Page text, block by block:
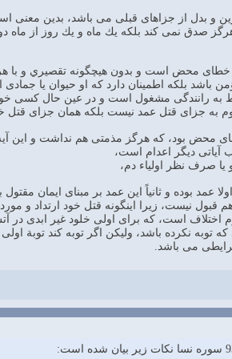
و بدل از جزاهاى قبلى مى باشد، بدين معنى است
هرگز صدق نمى كند بلكه يك ماه و يك روز از
خطاى محض است و بدون هيچگونه تقصيري و با
باشد بلكه اطمينان دارد كه او حيوان يا
به رانندگى مشغول است و در عين حال كسى
به جزاى قتل عمد نيست بلكه همان جزاى قتل
خطاى محض بود، كه هرگز مذمتى هم نداشت و
ديگر اعدام است،
صرف نظر اولياء دم،
عمد بوده و ثانياً اين عمد بر مبناى ايمان
نيست، زيرا اينگونه قتل خود ارتداد و
اختلاف است، كه براى اولى خلود غير ابدى
كه توبه نكرده باشد، وليكن اگر توبه كند
مى باشد.